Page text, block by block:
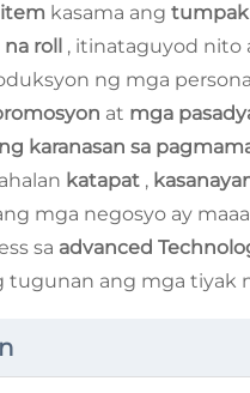
kasama ang tumpak
roll , itinataguyod nito
ng mga
at mga
karanasan sa
katapat ,
mga negosyo ay
sa advanced
tugunan ang mga tiyak